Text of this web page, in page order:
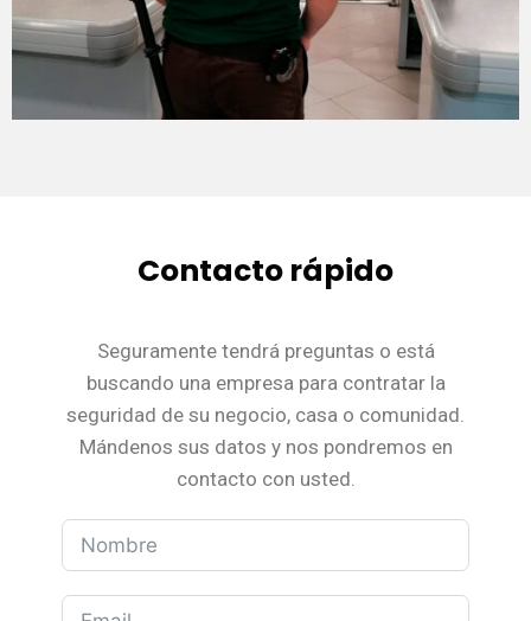
Contacto rápido
Seguramente tendrá preguntas o está
buscando una empresa para contratar la
seguridad de su negocio, casa o comunidad.
Mándenos sus datos y nos pondremos en
contacto con usted.